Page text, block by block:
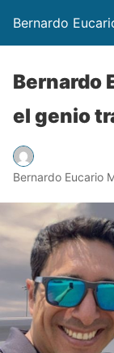
Bernardo
Bernardo
el genio
Bernardo Eucario